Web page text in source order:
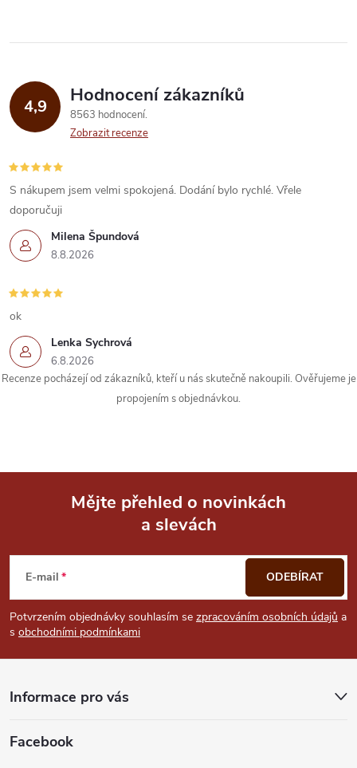
4,9 Hodnocení zákazníků
8563 hodnocení
Zobrazit recenze
Milena Špundová
8.8.2026
S nákupem jsem velmi spokojená. Dodání bylo rychlé. Vřele
doporučuji
Lenka Sychrová
6.8.2026
ok
Recenze pocházejí od zákazníků, kteří u nás skutečně nakoupili. Ověřujeme je
propojením s objednávkou.
p
a
Mějte přehled o novinkách
a slevách
E-mail
Potvrzením objednávky souhlasím se zpracováním osobních údajů a
s obchodními podmínkami
ODEBÍRAT
Informace pro vás
Facebook